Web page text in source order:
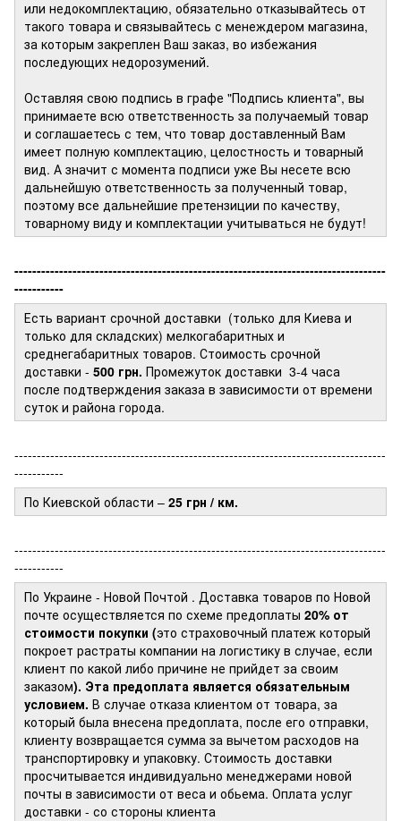
или недокомплектацию, обязательно отказывайтесь от
такого товара и связывайтесь с менеждером магазина,
за которым закреплен Ваш заказ, во избежания
последующих недорозумений.
Оставляя свою подпись в графе "Подпись клиента", вы
принимаете всю ответственность за получаемый товар
и соглашаетесь с тем, что товар доставленный Вам
имеет полную комплектацию, целостность и товарный
вид. А значит с момента подписи уже Вы несете всю
дальнейшую ответственность за полученный товар,
поэтому все дальнейшие претензиции по качеству,
товарному виду и комплектации учитываться не будут!
-----------------------------------------------------------------------------------
-----------
Есть вариант срочной доставки (только для Киева и
только для складских) мелкогабаритных и
среднегабаритных товаров. Стоимость срочной
доставки - 500 грн. Промежуток доставки 3-4 часа
после подтверждения заказа в зависимости от времени
суток и района города.
-----------------------------------------------------------------------------------
-----------
По Киевской области – 25 грн / км.
-----------------------------------------------------------------------------------
-----------
По Украине - Новой Почтой . Доставка товаров по Новой
почте осуществляется по схеме предоплаты 20% от
стоимости покупки (это страховочный платеж который
покроет растраты компании на логистику в случае, если
клиент по какой либо причине не прийдет за своим
заказом). Эта предоплата является обязательным
условием. В случае отказа клиентом от товара, за
который была внесена предоплата, после его отправки,
клиенту возвращается сумма за вычетом расходов на
транспортировку и упаковку. Стоимость доставки
просчитывается индивидуально менеджерами новой
почты в зависимости от веса и обьема. Оплата услуг
доставки - со стороны клиента